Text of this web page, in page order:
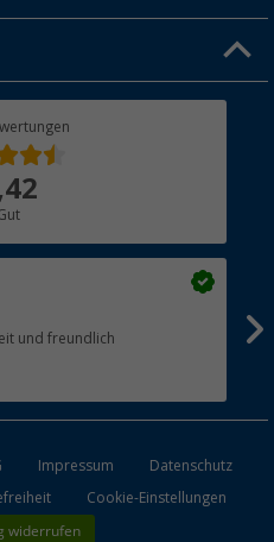
und freundlich
Impressum
Datenschutz
Cookie-Einstellungen
widerrufen